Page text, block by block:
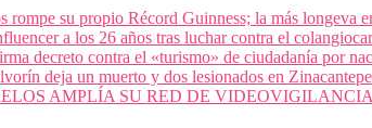
rompe su propio Récord Guinness; la más longeva
a los 26 años tras luchar contra el
decreto contra el «turismo» de ciudadanía por
deja un muerto y dos lesionados en
AMPLÍA SU RED DE